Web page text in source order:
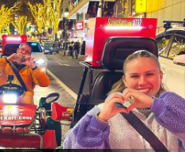
Veelgestelde Vragen
Reserveren
Wijzigen
Tokio Akihabara#1
Tokio Shibuya
Tokio Baai